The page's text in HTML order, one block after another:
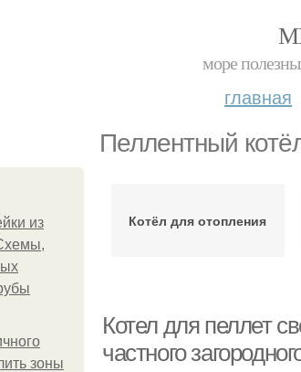
море
главная
Пеллентный
из
зоны
Котёл для отопления
Котел для пеллет
частного